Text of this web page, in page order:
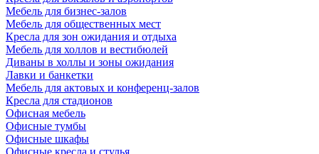
Мебель для бизнес-залов
Мебель для общественных мест
Кресла для зон ожидания и отдыха
Мебель для холлов и вестибюлей
Диваны в холлы и зоны ожидания
Лавки и банкетки
Мебель для актовых и конференц-залов
Кресла для стадионов
Офисная мебель
Офисные тумбы
Офисные шкафы
Офисные кресла и стулья